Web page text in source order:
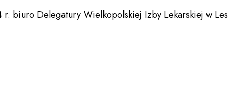
biuro Delegatury Wielkopolskiej Izby Lekarskiej w